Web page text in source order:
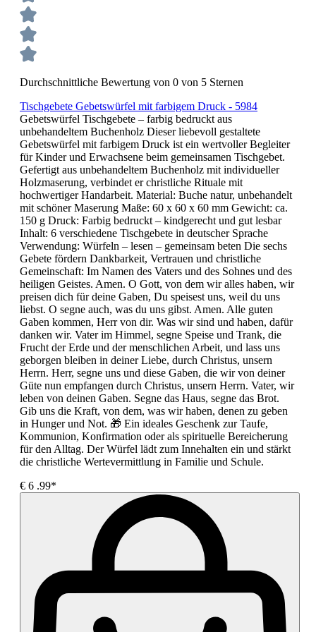
Durchschnittliche Bewertung von 0 von 5 Sternen
Tischgebete Gebetswürfel mit farbigem Druck - 5984
Gebetswürfel Tischgebete – farbig bedruckt aus
unbehandeltem Buchenholz Dieser liebevoll gestaltete
Gebetswürfel mit farbigem Druck ist ein wertvoller Begleiter
für Kinder und Erwachsene beim gemeinsamen Tischgebet.
Gefertigt aus unbehandeltem Buchenholz mit individueller
Holzmaserung, verbindet er christliche Rituale mit
hochwertiger Handarbeit. Material: Buche natur, unbehandelt
mit schöner Maserung Maße: 60 x 60 x 60 mm Gewicht: ca.
150 g Druck: Farbig bedruckt – kindgerecht und gut lesbar
Inhalt: 6 verschiedene Tischgebete in deutscher Sprache
Verwendung: Würfeln – lesen – gemeinsam beten Die sechs
Gebete fördern Dankbarkeit, Vertrauen und christliche
Gemeinschaft: Im Namen des Vaters und des Sohnes und des
heiligen Geistes. Amen. O Gott, von dem wir alles haben, wir
preisen dich für deine Gaben, Du speisest uns, weil du uns
liebst. O segne auch, was du uns gibst. Amen. Alle guten
Gaben kommen, Herr von dir. Was wir sind und haben, dafür
danken wir. Vater im Himmel, segne Speise und Trank, die
Frucht der Erde und der menschlichen Arbeit, und lass uns
geborgen bleiben in deiner Liebe, durch Christus, unsern
Herrn. Herr, segne uns und diese Gaben, die wir von deiner
Güte nun empfangen durch Christus, unsern Herrn. Vater, wir
leben von deinen Gaben. Segne das Haus, segne das Brot.
Gib uns die Kraft, von dem, was wir haben, denen zu geben
in Hunger und Not. 🎁 Ein ideales Geschenk zur Taufe,
Kommunion, Konfirmation oder als spirituelle Bereicherung
für den Alltag. Der Würfel lädt zum Innehalten ein und stärkt
die christliche Wertevermittlung in Familie und Schule.
€ 6 .99*